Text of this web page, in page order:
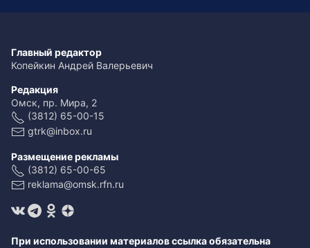
Главный редактор
Копейкин Андрей Валерьевич
Редакция
Омск, пр. Мира, 2
(3812) 65-00-15
gtrk@inbox.ru
Размещение рекламы
(3812) 65-00-65
reklama@omsk.rfn.ru
При использовании материалов ссылка обязательна